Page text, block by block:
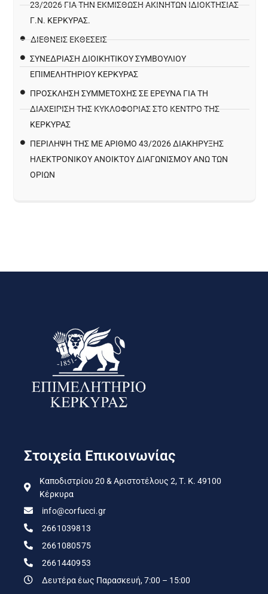
23/2026 ΓΙΑ ΤΗΝ ΕΚΜΊΣΘΩΣΗ ΑΚΙΝΉΤΩΝ ΙΔΙΟΚΤΗΣΊΑΣ
Γ.Ν. ΚΈΡΚΥΡΑΣ.
ΔΙΕΘΝΕΙΣ ΕΚΘΕΣΕΙΣ
ΣΥΝΕΔΡΙΑΣΗ ΔΙΟΙΚΗΤΙΚΟΥ ΣΥΜΒΟΥΛΙΟΥ
ΕΠΙΜΕΛΗΤΗΡΙΟΥ ΚΕΡΚΥΡΑΣ
ΠΡΌΣΚΛΗΣΗ ΣΥΜΜΕΤΟΧΉΣ ΣΕ ΈΡΕΥΝΑ ΓΙΑ ΤΗ
ΔΙΑΧΕΊΡΙΣΗ ΤΗΣ ΚΥΚΛΟΦΟΡΊΑΣ ΣΤΟ ΚΈΝΤΡΟ ΤΗΣ
ΚΈΡΚΥΡΑΣ
ΠΕΡΙΛΗΨΗ ΤΗΣ ΜΕ ΑΡΙΘΜΟ 43/2026 ΔΙΑΚΗΡΥΞΗΣ
ΗΛΕΚΤΡΟΝΙΚΟΥ ΑΝΟΙΚΤΟΥ ΔΙΑΓΩΝΙΣΜΟΥ ΑΝΩ ΤΩΝ
ΟΡΙΩΝ
Στοιχεία Επικοινωνίας
Καποδιστρίου 20 & Αριστοτέλους 2, Τ. Κ. 49100
Κέρκυρα
info@corfucci.gr
2661039813
2661080575
2661440953
Δευτέρα έως Παρασκευή, 7:00 – 15:00